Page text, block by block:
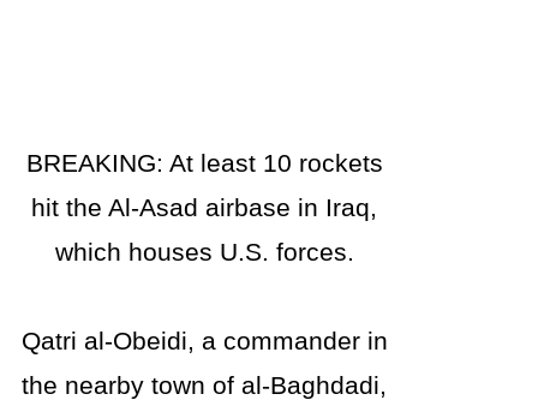
BREAKING: At least 10 rockets
hit the Al-Asad airbase in Iraq,
which houses U.S. forces.
Qatri al-Obeidi, a commander in
the nearby town of al-Baghdadi,